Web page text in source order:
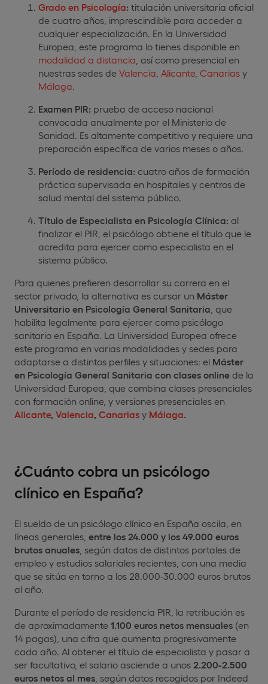
Grado en Psicología: titulación universitaria oficial
de cuatro años, imprescindible para acceder a
cualquier especialización. En la Universidad
Europea, este programa lo tienes disponible en
modalidad a distancia , así como presencial en
nuestras sedes de Valencia Alicante, Canarias y
Málaga
Examen PIR: prueba de acceso nacional
convocada anualmente por el Ministerio de
Sanidad. Es altamente competitivo y requiere una
preparación específica de varios meses o años.
Período de residencia: cuatro años de formación
práctica supervisada en hospitales y centros de
salud mental del sistema público.
Título de Especialista en Psicología Clínica: al
finalizar el PIR, el psicólogo obtiene el título que le
acredita para ejercer como especialista en el
sistema público.
Para quienes prefieren desarrollar su carrera en el
sector privado, la alternativa es cursar un Máster
Universitario en Psicología General Sanitaria , que
habilita legalmente para ejercer como psicólogo
sanitario en España. La Universidad Europea ofrece
este programa en varias modalidades y sedes para
adaptarse a distintos perfiles y situaciones: el Máster
en Psicología General Sanitaria con clases online de la
Universidad Europea, que combina clases presenciales
con formación online, y versiones presenciales en
Alicante, Valencia Canarias y Málaga
¿Cuánto cobra un psicólogo
clínico en España?
El sueldo de un psicólogo clínico en España oscila, en
líneas generales, entre los 24.000 y los 49.000 euros
brutos anuales , según datos de distintos portales de
empleo y estudios salariales recientes, con una media
que se sitúa en torno a los 28.000-30.000 euros brutos
al año.
Durante el período de residencia PIR, la retribución es
de aproximadamente 1.100 euros netos mensuales (en
14 pagas), una cifra que aumenta progresivamente
cada año. Al obtener el título de especialista y pasar a
ser facultativo, el salario asciende a unos 2.200-2.500
euros netos al mes , según datos recogidos por Indeed